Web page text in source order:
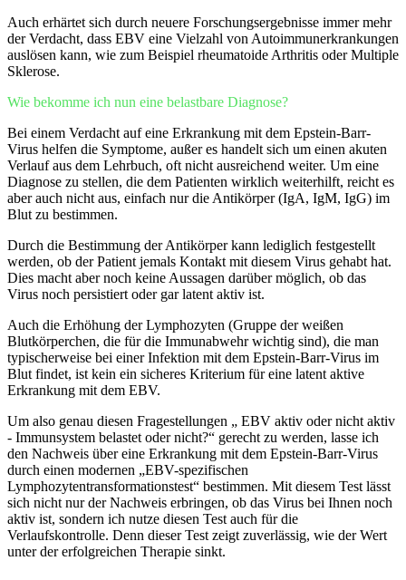
Auch erhärtet sich durch neuere Forschungsergebnisse immer mehr
der Verdacht, dass EBV eine Vielzahl von Autoimmunerkrankungen
auslösen kann, wie zum Beispiel rheumatoide Arthritis oder Multiple
Sklerose.
Wie bekomme ich nun eine belastbare Diagnose?
Bei einem Verdacht auf eine Erkrankung mit dem Epstein-Barr-
Virus helfen die Symptome, außer es handelt sich um einen akuten
Verlauf aus dem Lehrbuch, oft nicht ausreichend weiter. Um eine
Diagnose zu stellen, die dem Patienten wirklich weiterhilft, reicht es
aber auch nicht aus, einfach nur die Antikörper (IgA, IgM, IgG) im
Blut zu bestimmen.
Durch die Bestimmung der Antikörper kann lediglich festgestellt
werden, ob der Patient jemals Kontakt mit diesem Virus gehabt hat.
Dies macht aber noch keine Aussagen darüber möglich, ob das
Virus noch persistiert oder gar latent aktiv ist.
Auch die Erhöhung der Lymphozyten (Gruppe der weißen
Blutkörperchen, die für die Immunabwehr wichtig sind), die man
typischerweise bei einer Infektion mit dem Epstein-Barr-Virus im
Blut findet, ist kein ein sicheres Kriterium für eine latent aktive
Erkrankung mit dem EBV.
Um also genau diesen Fragestellungen „ EBV aktiv oder nicht aktiv
- Immunsystem belastet oder nicht?“ gerecht zu werden, lasse ich
den Nachweis über eine Erkrankung mit dem Epstein-Barr-Virus
durch einen modernen „EBV-spezifischen
Lymphozytentransformationstest“ bestimmen. Mit diesem Test lässt
sich nicht nur der Nachweis erbringen, ob das Virus bei Ihnen noch
aktiv ist, sondern ich nutze diesen Test auch für die
Verlaufskontrolle. Denn dieser Test zeigt zuverlässig, wie der Wert
unter der erfolgreichen Therapie sinkt.